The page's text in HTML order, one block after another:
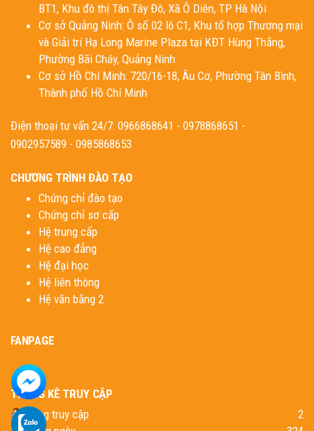
BT1, Khu đô thị Tân Tây Đô, Xã Ô Diên, TP Hà Nội
Cơ sở Quảng Ninh: Ô số 02 lô C1, Khu tổ hợp Thương mại
và Giải trí Hạ Long Marine Plaza tại KĐT Hùng Thắng,
Phường Bãi Cháy, Quảng Ninh
Cơ sở Hồ Chí Minh: 720/16-18, Âu Cơ, Phường Tân Bình,
Thành phố Hồ Chí Minh
Điện thoại tư vấn 24/7: 0966868641 - 0978868651 -
0902957589 - 0985868653
CHƯƠNG TRÌNH ĐÀO TẠO
Chứng chỉ đào tạo
Chứng chỉ sơ cấp
Hệ trung cấp
Hệ cao đẳng
Hệ đại học
Hệ liên thông
Hệ văn bằng 2
FANPAGE
THỐNG KÊ TRUY CẬP
Đang truy cập
2